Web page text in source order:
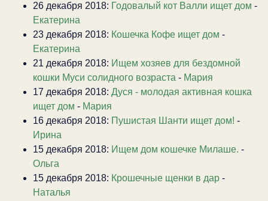
26 декабря 2018: Годовалый кот Валли ищет дом -
Екатерина
23 декабря 2018: Кошечка Кофе ищет дом -
Екатерина
21 декабря 2018: Ищем хозяев для бездомной
кошки Муси солидного возраста - Мария
17 декабря 2018: Дуся - молодая активная кошка
ищет дом - Мария
16 декабря 2018: Пушистая Шанти ищет дом! -
Ирина
15 декабря 2018: Ищем дом кошечке Милаше. -
Ольга
15 декабря 2018: Крошечные щенки в дар -
Наталья